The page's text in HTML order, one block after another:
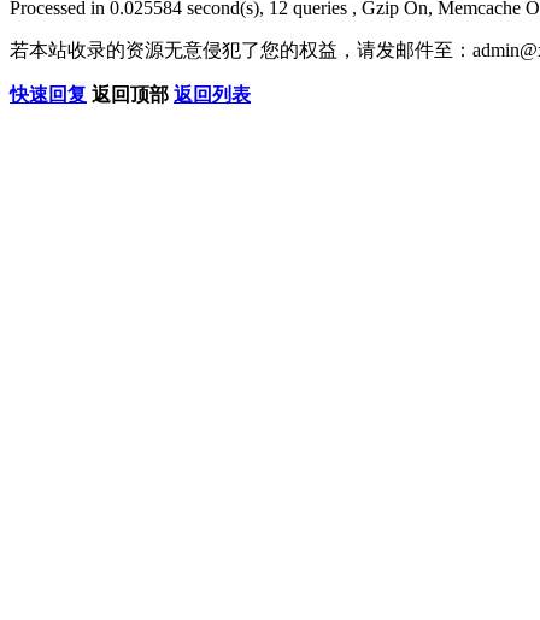
Processed in 0.025584 second(s), 12 queries , Gzip On, Memcache
若本站收录的资源无意侵犯了您的权益，请发邮件至：
快速回复 返回顶部 返回列表